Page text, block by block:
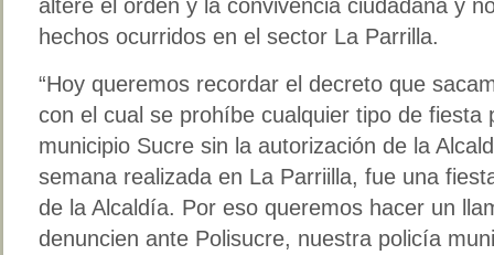
altere el orden y la convivencia ciudadana y
hechos ocurridos en el sector La Parrilla.
“Hoy queremos recordar el decreto que
con el cual se prohíbe cualquier tipo de fiesta
municipio Sucre sin la autorización de la
semana realizada en La Parriilla, fue una
de la Alcaldía. Por eso queremos hacer un
denuncien ante Polisucre, nuestra policía